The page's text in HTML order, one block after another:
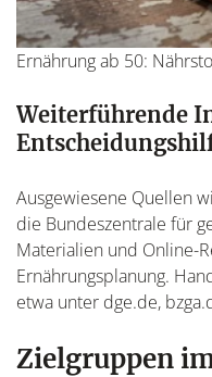
Ernährung ab 50:
Weiterführende
Ausgewiesene Quellen
die Bundeszentrale für
Materialien und Online-
Ernährungsplanung.
etwa unter dge.de,
Zielgruppen